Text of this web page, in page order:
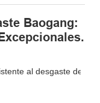
Baogang: